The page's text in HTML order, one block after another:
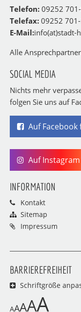
Telefon: 09252
Telefax: 09252
E-Mail:info(at)stadt-
Alle Ansprechpartner
SOCIAL MEDIA
Nichts mehr
folgen Sie uns auf
Auf Facebook
Auf
INFORMATION
Kontakt
Sitemap
Impressum
BARRIEREFREIHEIT
Schriftgröße
AAAAA